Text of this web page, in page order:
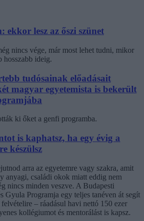
ekkor lesz az őszi szünet
nincs vége, már most lehet tudni, mikor
hosszabb ideig.
tudósainak előadásait
magyar egyetemista is bekerült
ki őket a genfi programba.
is kaphatsz, ha egy évig a
készülsz
arra az egyetemre vagy szakra, amit
anyagi, családi okok miatt eddig nem
nincs minden veszve. A Budapesti
Gyula Programja egy teljes tanéven át segít
– ráadásul havi nettó 150 ezer
kollégiumot és mentorálást is kapsz.